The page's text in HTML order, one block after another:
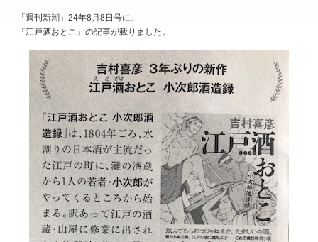
「週刊新潮」24年8月8日号に、
『江戸酒おとこ』の記事が載りました。